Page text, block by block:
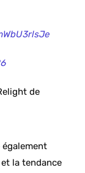
de
la tendance